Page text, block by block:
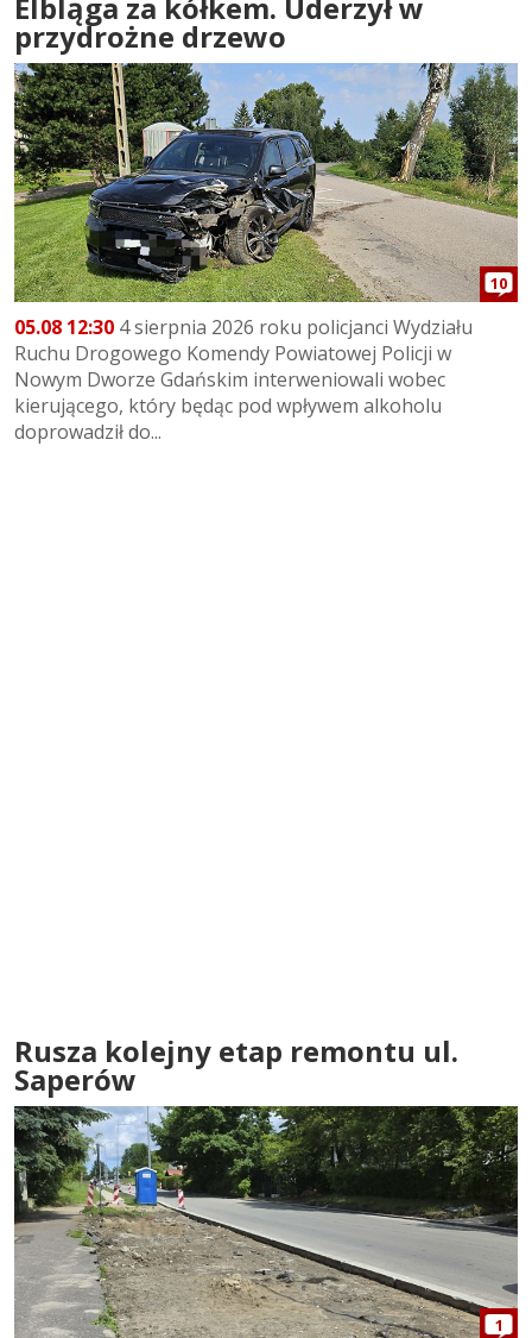
Elbląga za kółkem. Uderzył w
przydrożne drzewo
10
05.08 12:30 4 sierpnia 2026 roku policjanci Wydziału
Ruchu Drogowego Komendy Powiatowej Policji w
Nowym Dworze Gdańskim interweniowali wobec
kierującego, który będąc pod wpływem alkoholu
doprowadził do...
Rusza kolejny etap remontu ul.
Saperów
1